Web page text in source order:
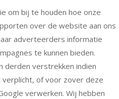
om bij te houden hoe onze
over de website aan ons
adverteerders informatie
te kunnen bieden.
derden verstrekken indien
of voor zover deze
verwerken. Wij hebben